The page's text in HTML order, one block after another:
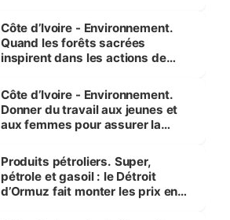
Côte d’Ivoire - Environnement.
Quand les forêts sacrées
inspirent dans les actions de
Côte d’Ivoire - Environnement.
Donner du travail aux jeunes et
aux femmes pour assurer la
menacées
Produits pétroliers. Super,
pétrole et gasoil : le Détroit
d’Ormuz fait monter les prix en